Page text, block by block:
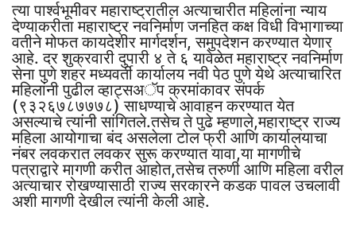
त्या पार्श्वभूमीवर महाराष्ट्रातील अत्याचारीत महिलांना न्याय
देण्याकरीता महाराष्ट्र नवनिर्माण जनहित कक्ष विधी विभागाच्या
वतीने मोफत कायदेशीर मार्गदर्शन, समुपदेशन करण्यात येणार
आहे. दर शुक्रवारी दुपारी ४ ते ६ यावेळेत महाराष्ट्र नवनिर्माण
सेना पुणे शहर मध्यवर्ती कार्यालय नवी पेठ पुणे येथे अत्याचारित
महिलांनी पुढील व्हाट्सअॅप क्रमांकावर संपर्क
(९३२६७८७७७८) साधण्याचे आवाहन करण्यात येत
असल्याचे त्यांनी सांगितले.तसेच ते पुढे म्हणाले,महाराष्ट्र राज्य
महिला आयोगाचा बंद असलेला टोल फ्री आणि कार्यालयाचा
नंबर लवकरात लवकर सुरू करण्यात यावा,या मागणीचे
पत्राद्वारे मागणी करीत आहोत,तसेच तरुणी आणि महिला वरील
अत्याचार रोखण्यासाठी राज्य सरकारने कडक पावल उचलावी
अशी मागणी देखील त्यांनी केली आहे.